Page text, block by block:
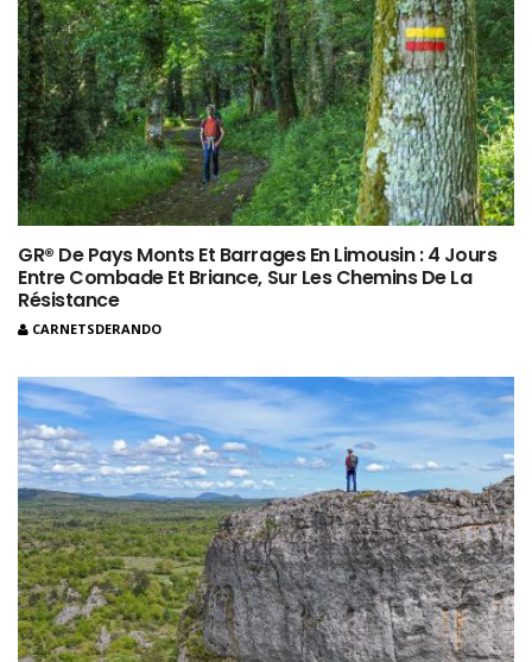
GR® De Pays Monts Et Barrages En Limousin : 4 Jours
Entre Combade Et Briance, Sur Les Chemins De La
Résistance
CARNETSDERANDO